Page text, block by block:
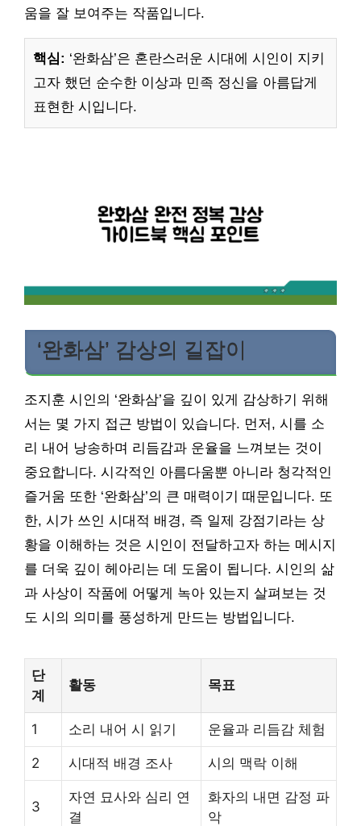
움을 잘 보여주는 작품입니다.
핵심: ‘완화삼’은 혼란스러운 시대에 시인이 지키
고자 했던 순수한 이상과 민족 정신을 아름답게
표현한 시입니다.
‘완화삼’ 감상의 길잡이
조지훈 시인의 ‘완화삼’을 깊이 있게 감상하기 위해
서는 몇 가지 접근 방법이 있습니다. 먼저, 시를 소
리 내어 낭송하며 리듬감과 운율을 느껴보는 것이
중요합니다. 시각적인 아름다움뿐 아니라 청각적인
즐거움 또한 ‘완화삼’의 큰 매력이기 때문입니다. 또
한, 시가 쓰인 시대적 배경, 즉 일제 강점기라는 상
황을 이해하는 것은 시인이 전달하고자 하는 메시지
를 더욱 깊이 헤아리는 데 도움이 됩니다. 시인의 삶
과 사상이 작품에 어떻게 녹아 있는지 살펴보는 것
도 시의 의미를 풍성하게 만드는 방법입니다.
단
계
활동 목표
1 소리 내어 시 읽기 운율과 리듬감 체험
2 시대적 배경 조사 시의 맥락 이해
3
자연 묘사와 심리 연
결
화자의 내면 감정 파
악